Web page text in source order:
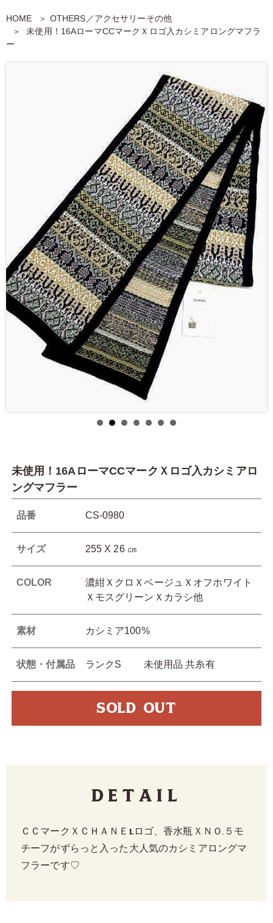
HOME
OTHERS／アクセサリーその他
未使用！16AローマCCマークＸロゴ入カシミアロングマフラ
ー
未使用！16AローマCCマークＸロゴ入カシミアロ
ングマフラー
品番 CS-0980
サイズ 255 X 26 ㎝
COLOR
濃紺ＸクロＸベージュＸオフホワイト
ＸモスグリーンＸカラシ他
素材 カシミア100%
状態・付属品 ランクS 未使用品 共糸有
SOLD OUT
Detail
ＣＣマークＸＣＨＡＮＥLロゴ、香水瓶ＸＮＯ.５モ
チーフがずらっと入った大人気のカシミアロングマ
フラーです♡